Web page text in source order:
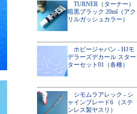
TURNER（ターナー）
暗黒ブラック 20ml（アク
リルガッシュカラー）
ホビージャパン - HJモ
デラーズデカール スター
ターセット01（各種）
シモムラアレック - シ
ャインブレード6 （ステ
ンレス製ヤスリ）